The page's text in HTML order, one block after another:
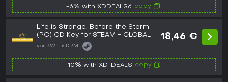
-6% with XDDEALS6 copy
Life is Strange: Before the Storm
(PC) CD Key for STEAM - GLOBAL
vor 3W DRM:
18,46 €
-10% with XD_DEALS copy